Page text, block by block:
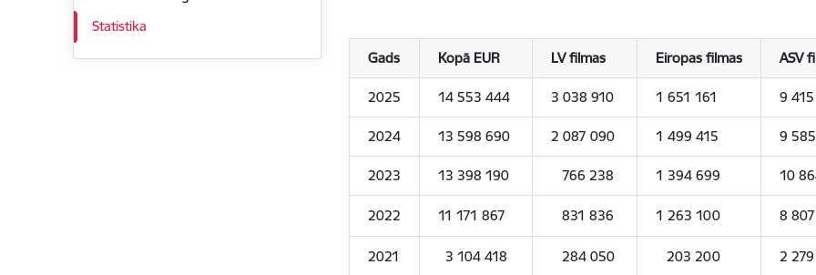
Statistika
Gads
Kopā EUR LV filmas Eiropas filmas ASV
2025 14 553 444 3 038 910 1 651 161 9
2024 13 598 690 2 087 090 1 499 415 9
2023 13 398 190 766 238 1 394 699 10
2022 11 171 867 831 836 1 263 100 8
2021 3 104 418 284 050 203 200 2